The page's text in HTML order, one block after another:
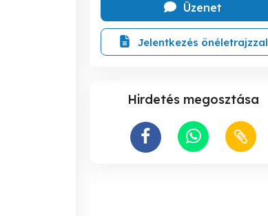
Üzenet
Jelentkezés önéletrajzzal
Hirdetés megosztása